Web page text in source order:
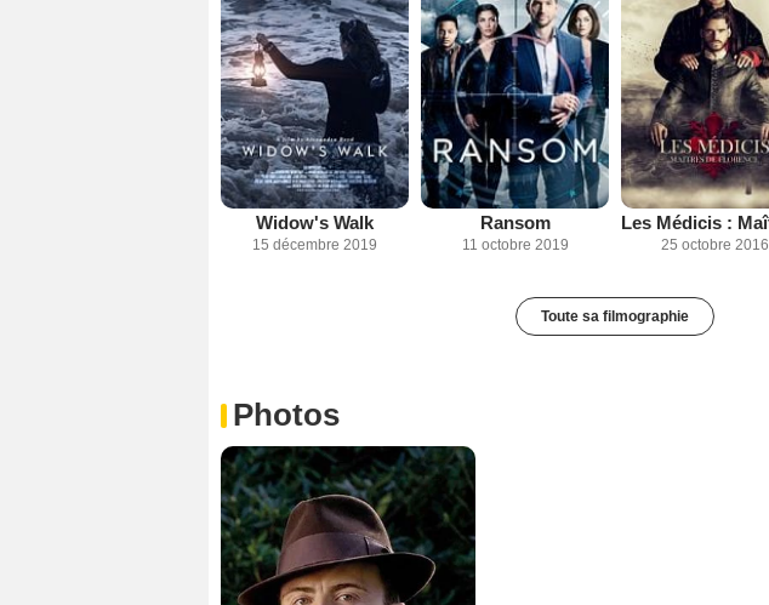
Widow's Walk
15 décembre 2019
Ransom
11 octobre 2019 25 octobre 2016
Toute sa filmographie
Photos